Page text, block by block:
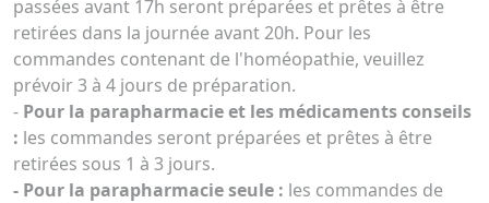
passées avant 17h seront préparées et prêtes à être
retirées dans la journée avant 20h. Pour les
commandes contenant de l'homéopathie, veuillez
prévoir 3 à 4 jours de préparation.
- Pour la parapharmacie et les médicaments conseils
: les commandes seront préparées et prêtes à être
retirées sous 1 à 3 jours.
- Pour la parapharmacie seule : les commandes de